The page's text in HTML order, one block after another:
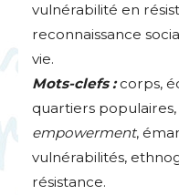
vulnérabilité en
reconnaissance
vie.
Mots-clefs :corps,
quartiers
empowerment,
vulnérabilités,
résistance.